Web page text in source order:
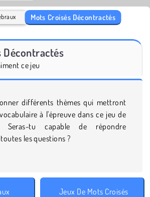
Mots Croisés Décontractés
Décontractés
ce jeu
différents thèmes qui mettront
à l'épreuve dans ce jeu de
Seras-tu capable de répondre
les questions ?
Jeux De Mots Croisés